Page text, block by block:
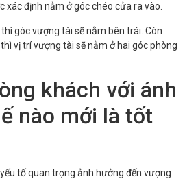
xác định nằm ở góc chéo cửa ra vào.
góc vượng tài sẽ nằm bên trái. Còn
vị trí vượng tài sẽ nằm ở hai góc phòng
khách với ánh
nào mới là tốt
tố quan trọng ảnh hưởng đến vượng